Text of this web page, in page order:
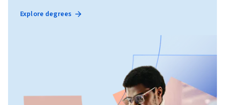
Explore degrees